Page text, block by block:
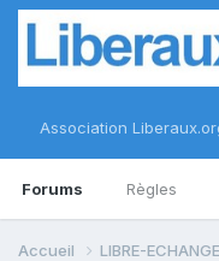
Association
Forums Règles
Accueil LIBRE-ECHANGE